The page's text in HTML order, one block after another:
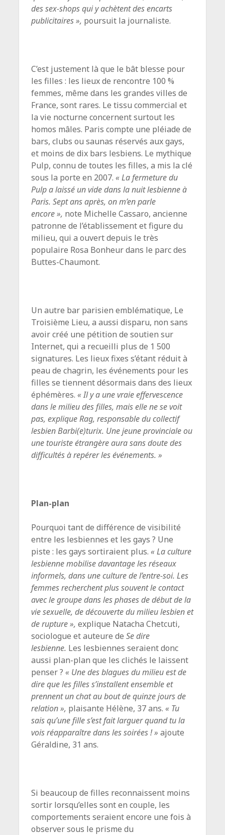
des sex-shops qui y achètent des encarts
publicitaires », poursuit la journaliste.
C’est justement là que le bât blesse pour
les filles : les lieux de rencontre 100 %
femmes, même dans les grandes villes de
France, sont rares. Le tissu commercial et
la vie nocturne concernent surtout les
homos mâles. Paris compte une pléiade de
bars, clubs ou saunas réservés aux gays,
et moins de dix bars lesbiens. Le mythique
Pulp, connu de toutes les filles, a mis la clé
sous la porte en 2007.« La fermeture du
Pulp a laissé un vide dans la nuit lesbienne à
Paris. Sept ans après, on m’en parle
encore », note Michelle Cassaro, ancienne
patronne de l’établissement et figure du
milieu, qui a ouvert depuis le très
populaire Rosa Bonheur dans le parc des
Buttes-Chaumont.
Un autre bar parisien emblématique, Le
Troisième Lieu, a aussi disparu, non sans
avoir créé une pétition de soutien sur
Internet, qui a recueilli plus de 1 500
signatures. Les lieux fixes s’étant réduit à
peau de chagrin, les événements pour les
filles se tiennent désormais dans des lieux
éphémères.« Il y a une vraie effervescence
dans le milieu des filles, mais elle ne se voit
pas, explique Rag, responsable du collectif
lesbien Barbi(e)turix. Une jeune provinciale ou
une touriste étrangère aura sans doute des
difficultés à repérer les événements. »
Plan-plan
Pourquoi tant de différence de visibilité
entre les lesbiennes et les gays ? Une
piste : les gays sortiraient plus.« La culture
lesbienne mobilise davantage les réseaux
informels, dans une culture de l’entre-soi. Les
femmes recherchent plus souvent le contact
avec le groupe dans les phases de début de la
vie sexuelle, de découverte du milieu lesbien et
de rupture », explique Natacha Chetcuti,
sociologue et auteure deSe dire
lesbienne. Les lesbiennes seraient donc
aussi plan-plan que les clichés le laissent
penser ?« Une des blagues du milieu est de
dire que les filles s’installent ensemble et
prennent un chat au bout de quinze jours de
relation », plaisante Hélène, 37 ans.« Tu
sais qu’une fille s’est fait larguer quand tu la
vois réapparaître dans les soirées ! » ajoute
Géraldine, 31 ans.
Si beaucoup de filles reconnaissent moins
sortir lorsqu’elles sont en couple, les
comportements seraient encore une fois à
observer sous le prisme du